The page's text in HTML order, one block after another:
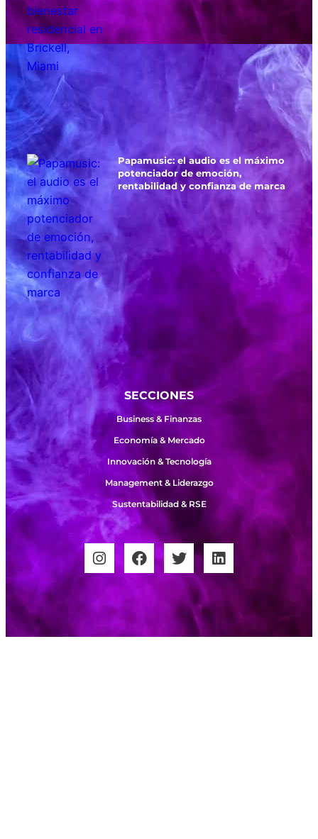
Papamusic: el audio es el máximo
potenciador de emoción,
rentabilidad y confianza de marca
SECCIONES
Business & Finanzas
Economía & Mercado
Innovación & Tecnología
Management & Liderazgo
Sustentabilidad & RSE